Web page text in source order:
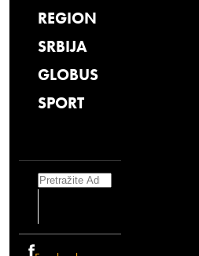
REGION
SRBIJA
GLOBUS
SPORT
Search